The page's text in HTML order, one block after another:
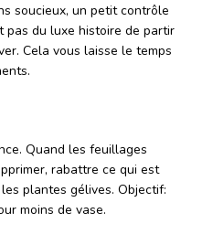
soucieux, un petit contrôle
pas du luxe histoire de partir
Cela vous laisse le temps
Quand les feuillages
rabattre ce qui est
plantes gélives. Objectif:
moins de vase.